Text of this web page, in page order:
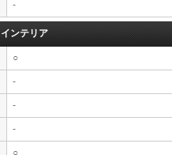
-
インテリア
○
-
-
-
○